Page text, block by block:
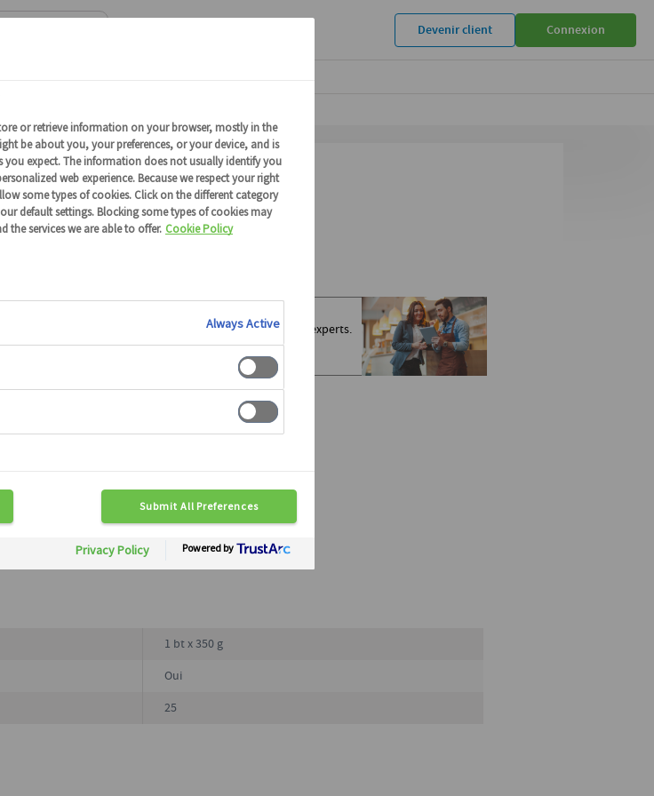
Devenir client Connexion
19276
Cannelle moulue
Disponible en région :Toute France
Soyez mis en relation rapidement avec nos experts.
Contactez-nous
En savoir plus
1 bt x 350 g
Oui
25